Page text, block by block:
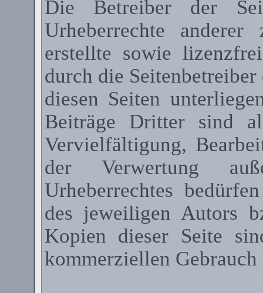
Die Betreiber der
Urheberrechte
erstellte sowie
durch die
diesen Seiten
Beiträge Dritter sind
Vervielfältigung,
der Verwertung
Urheberrechtes
des jeweiligen Autors
Kopien dieser Seite
kommerziellen Gebrauch